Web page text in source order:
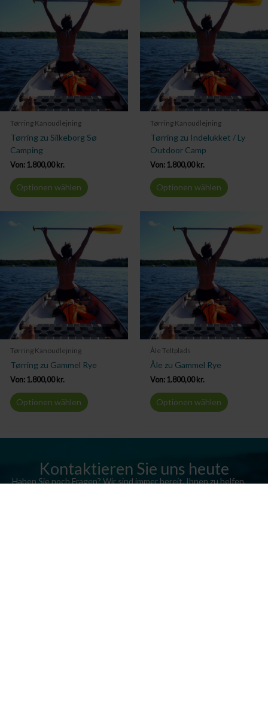
Tørring Kanoudlejning
Tørring zu Silkeborg Sø
Camping
Von: 1.800,00kr.
Optionen wählen
Tørring Kanoudlejning
Tørring zu Indelukket / Ly
Outdoor Camp
Von: 1.800,00kr.
Optionen wählen
Tørring Kanoudlejning
Tørring zu Gammel Rye
Von: 1.800,00 kr.
Optionen wählen
Åle Teltplads
Åle zu Gammel Rye
Von: 1.800,00 kr.
Optionen wählen
Kontaktieren Sie uns heute
Haben Sie noch Fragen? Wir sind immer bereit, Ihnen zu helfen.